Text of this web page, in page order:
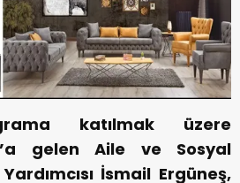
katılmak üzere
gelen Aile ve Sosyal
İsmail Ergüneş,